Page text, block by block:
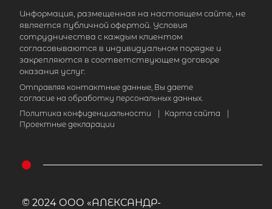
Информация, размещенная на настоящем сайте, не
является публичной офертой. Условия
сотрудничества с каждым клиентом
согласовываются в индивидуальном порядке и
закрепляются в соответствующем договоре
оказания услуг.
Отправляя контактные данные, Вы даете
согласие на обработку персональных данных.
Политика конфиденциальности
Карта сайта
Проектные декларации
© 2024 ООО «АЛЕКСАНДР-